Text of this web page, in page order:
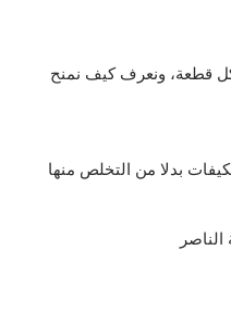
قطعة، ونعرف كيف نمنح
بدلا من التخلص منها